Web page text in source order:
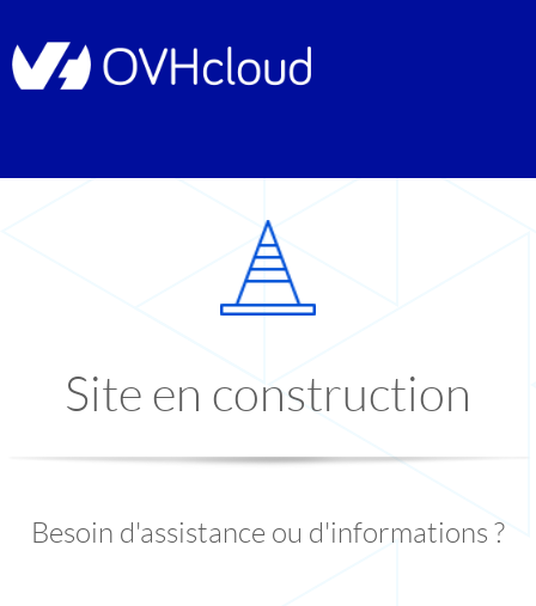
Site en construction
Besoin d'assistance ou d'informations ?